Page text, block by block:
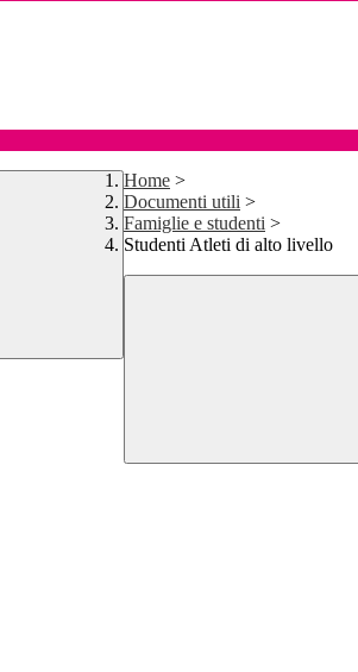
Home >
Documenti utili >
Famiglie e studenti >
Studenti Atleti di alto livello